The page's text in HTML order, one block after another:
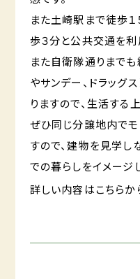
また土崎駅まで徒歩
歩３分と公共交通を利
また自衛隊通りまでも
やサンデー、ドラッグ
りますので、生活する
ぜひ同じ分譲地内で
すので、建物を見学し
での暮らしをイメージ
詳しい内容はこちら